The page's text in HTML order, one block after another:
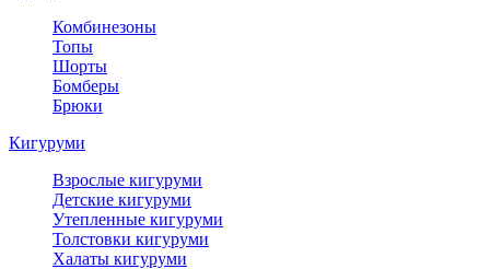
Комбинезоны
Топы
Шорты
Бомберы
Брюки
Кигуруми
Взрослые кигуруми
Детские кигуруми
Утепленные кигуруми
Толстовки кигуруми
Халаты кигуруми